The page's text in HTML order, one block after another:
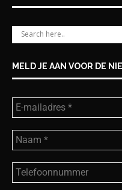
MELD JE AAN VOOR DE